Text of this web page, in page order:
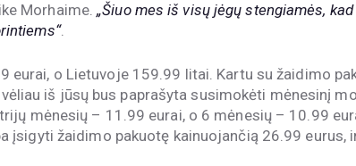
Morhaime.„Šiuo mes iš visų jėgų stengiamės,
.
eurai, o Lietuvoje 159.99 litai. Kartu su žaidimo
iš jūsų bus paprašyta susimokėti mėnesinį
mėnesių – 11.99 eurai, o 6 mėnesių – 10.99
įsigyti žaidimo pakuotę kainuojančią 26.99 eurus,